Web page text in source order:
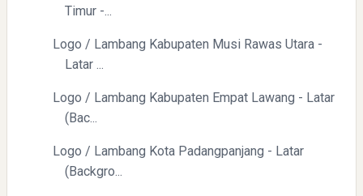
Menyongsong Masa Depan Buruh Indonesia dengan
Optimisme dan Inspirasi
Timur -...
Logo / Lambang Kabupaten Musi Rawas Utara -
Latar ...
Logo / Lambang Kabupaten Empat Lawang - Latar
(Bac...
Logo / Lambang Kota Padangpanjang - Latar
(Backgro...